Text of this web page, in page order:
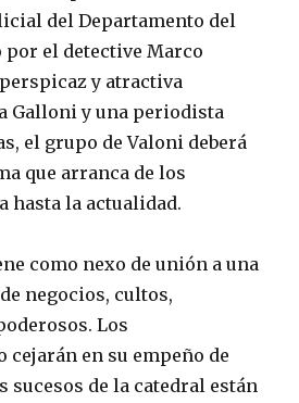
del Departamento del
por el detective Marco
y atractiva
Galloni y una periodista
el grupo de Valoni deberá
que arranca de los
hasta la actualidad.
como nexo de unión a una
negocios, cultos,
Los
cejarán en su empeño de
sucesos de la catedral están